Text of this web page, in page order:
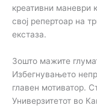
креативни маневри
свој репертоар на
екстаза.
Зошто мажите
Избегнувањето
главен мотиватор.
Универзитетот во